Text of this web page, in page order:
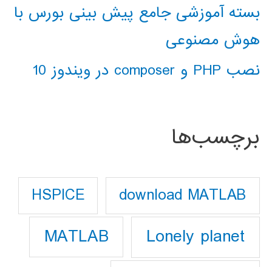
بسته آموزشی جامع پیش بینی بورس با
هوش مصنوعی
نصب PHP و composer در ویندوز 10
برچسب‌ها
download MATLAB
HSPICE
Lonely planet
MATLAB